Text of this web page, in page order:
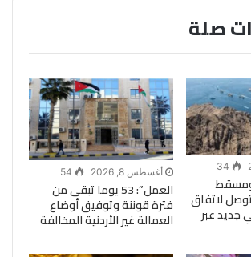
صلة
34
لاتفاق
جديد عبر
أغسطس 8, 2026 54
العمل”: 53 يوما تبقى من
فترة قوننة وتوفيق أوضاع
العمالة غير الأردنية المخالفة